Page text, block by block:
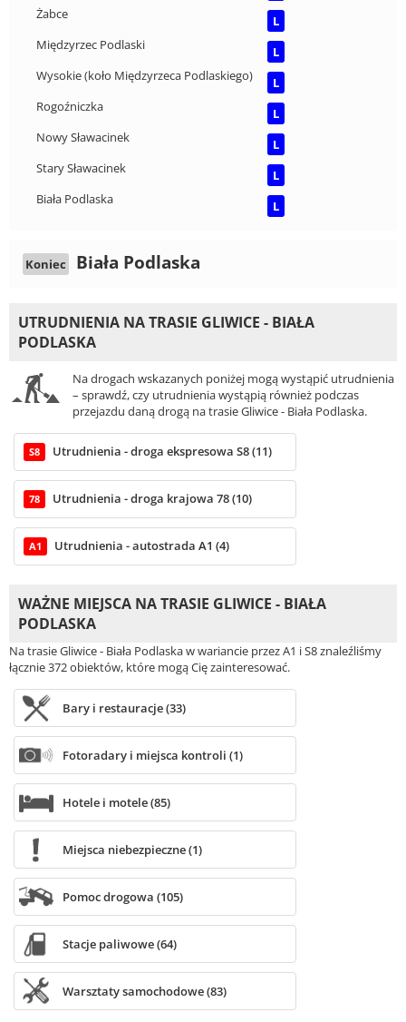
Żabce
L
Międzyrzec Podlaski
L
Wysokie (koło Międzyrzeca Podlaskiego)
L
Rogoźniczka
L
Nowy Sławacinek
L
Stary Sławacinek
L
Biała Podlaska
L
Koniec Biała Podlaska
UTRUDNIENIA NA TRASIE GLIWICE - BIAŁA
PODLASKA
Na drogach wskazanych poniżej mogą wystąpić utrudnienia
– sprawdź, czy utrudnienia wystąpią również podczas
przejazdu daną drogą na trasie Gliwice - Biała Podlaska.
S8 Utrudnienia - droga ekspresowa S8 (11)
78 Utrudnienia - droga krajowa 78 (10)
A1 Utrudnienia - autostrada A1 (4)
WAŻNE MIEJSCA NA TRASIE GLIWICE - BIAŁA
PODLASKA
Na trasie Gliwice - Biała Podlaska w wariancie przez A1 i S8 znaleźliśmy
łącznie 372 obiektów, które mogą Cię zainteresować.
Bary i restauracje (33)
Fotoradary i miejsca kontroli (1)
Hotele i motele (85)
Miejsca niebezpieczne (1)
Pomoc drogowa (105)
Stacje paliwowe (64)
Warsztaty samochodowe (83)